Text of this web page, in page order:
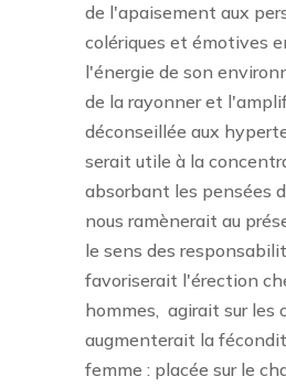
de l'apaisement aux
colériques et émotives
l'énergie de son
de la rayonner et
déconseillée aux
serait utile à la
absorbant les pensées
nous ramènerait au
le sens des
favoriserait l'érection
hommes, agirait sur les
augmenterait la
femme : placée sur le